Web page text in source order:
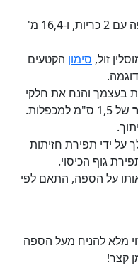
התחל עם כ-14,6 מ' של בד לספה עם 2 כריות, ו-16,4 מ'
זול, סימון הקטעים
בעצמך והנח את חלקי
של 1,5 ס"מ למכפלות.
על ידי תפירת חזיתות
גוף הכיסוי.
על הספה, התאם לפי
מלא להניח מעל הספה
קצר!